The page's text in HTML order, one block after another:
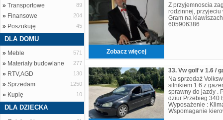
» Transportowe 89
» Finansowe 204
» Poszukuję 45
DLA DOMU
» Meble 571
» Materiały budowlane 277
» RTV,AGD 130
» Sprzedam 1250
» Kupię 10
DLA DZIECKA
Zobacz więcej
Z przyjemnoscia
rodzinnej, przyjeciu
Gram na
605906386
33. Vw golf v 1.6 /
Na sprzedaż
silnikiem 1.6 z
sprawny do jazdy .
dziur Przebieg 340
Wyposażenie :
Wspomaganie